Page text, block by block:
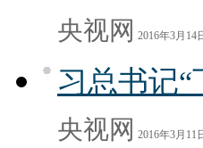
央视网 2016年3月14
习总书记
央视网 2016年3月11